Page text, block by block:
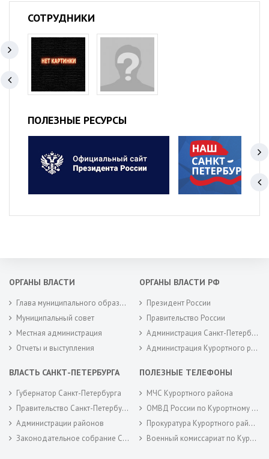
СОТРУДНИКИ
ПОЛЕЗНЫЕ РЕСУРСЫ
ОРГАНЫ ВЛАСТИ
Глава муниципального образования
Муниципальный совет
Местная администрация
Отчеты и выступления
ОРГАНЫ ВЛАСТИ РФ
Президент России
Правительство России
Администрация Санкт-Петербурга
Администрация Курортного района Санкт-Петербурга
ВЛАСТЬ САНКТ-ПЕТЕРБУРГА
Губернатор Санкт-Петербурга
Правительство Санкт-Петербурга
Администрации районов
Законодательное собрание Санкт-Петербурга
ПОЛЕЗНЫЕ ТЕЛЕФОНЫ
МЧС Курортного района
ОМВД России по Курортному району
Прокуратура Курортного района
Военный комиссариат по Курортному районам города Санкт-Петербурга